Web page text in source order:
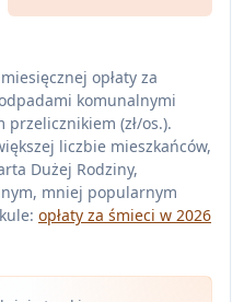
opłaty za
komunalnymi
(zł/os.).
liczbie mieszkańców,
Dużej Rodziny,
mniej popularnym
opłaty za śmieci w 2026